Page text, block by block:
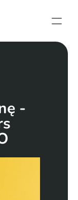
-